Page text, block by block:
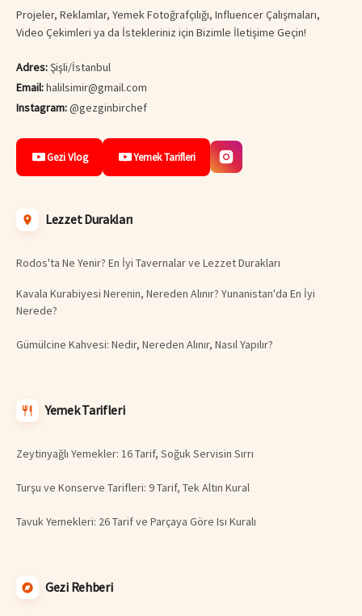
Projeler, Reklamlar, Yemek Fotoğrafçılığı, Influencer Çalışmaları,
Video Çekimleri ya da İstekleriniz için Bizimle İletişime Geçin!
Adres:Şişli/İstanbul
Email:halilsimir@gmail.com
Instagram:@gezginbirchef
Gezi Vlog Yemek Tarifleri
Lezzet Durakları
Rodos'ta Ne Yenir? En İyi Tavernalar ve Lezzet Durakları
Kavala Kurabiyesi Nerenin, Nereden Alınır? Yunanistan'da En İyi
Nerede?
Gümülcine Kahvesi: Nedir, Nereden Alınır, Nasıl Yapılır?
Yemek Tarifleri
Zeytinyağlı Yemekler: 16 Tarif, Soğuk Servisin Sırrı
Turşu ve Konserve Tarifleri: 9 Tarif, Tek Altın Kural
Tavuk Yemekleri: 26 Tarif ve Parçaya Göre Isı Kuralı
Gezi Rehberi